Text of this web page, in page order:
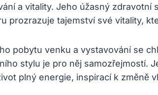
a vitality. Jeho úžasný
prozrazuje tajemství své vitality,
pobytu venku a vystavování se
stylu je pro něj samozřejmostí.
plný energie, inspirací k změně